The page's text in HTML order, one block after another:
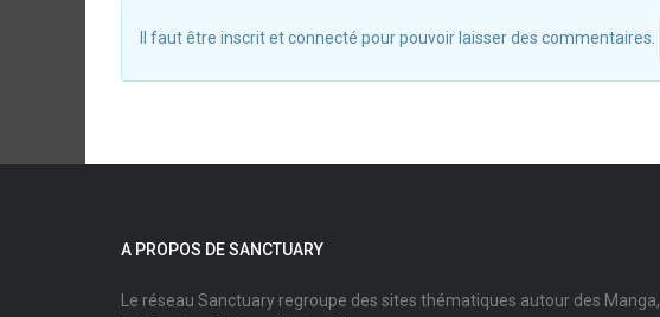
Il faut être inscrit et connecté pour pouvoir laisser des commentaires.
A PROPOS DE SANCTUARY
Le réseau Sanctuary regroupe des sites thématiques autour des Manga,